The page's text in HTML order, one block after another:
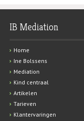
IB Mediation
Home
Ine Bolssens
Mediation
Kind centraal
Artikelen
Tarieven
Klantervaringen